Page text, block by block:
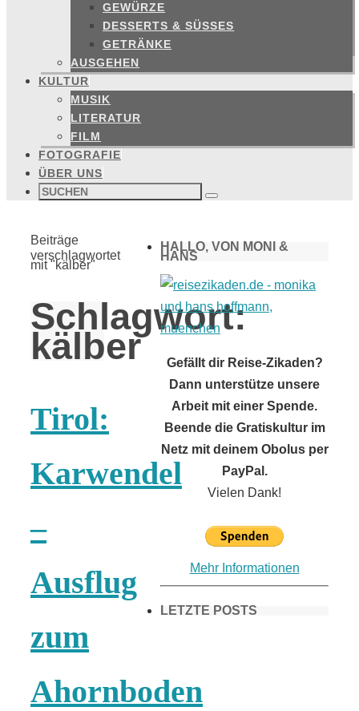
GEWÜRZE
DESSERTS & SÜSSES
GETRÄNKE
AUSGEHEN
KULTUR
MUSIK
LITERATUR
FILM
FOTOGRAFIE
ÜBER UNS
Suchen
nach: Suchen
Start
Beiträge
verschlagwortet
mit "kälber"
Schlagwort:
kälber
Tirol:
Karwendel
–
Ausflug
zum
Ahornboden
HALLO, VON MONI &
HANS
Gefällt dir Reise-Zikaden?
Dann unterstütze unsere
Arbeit mit einer Spende.
Beende die Gratiskultur im
Netz mit deinem Obolus per
PayPal.
Vielen Dank!
Mehr Informationen
LETZTE POSTS
Frühling in